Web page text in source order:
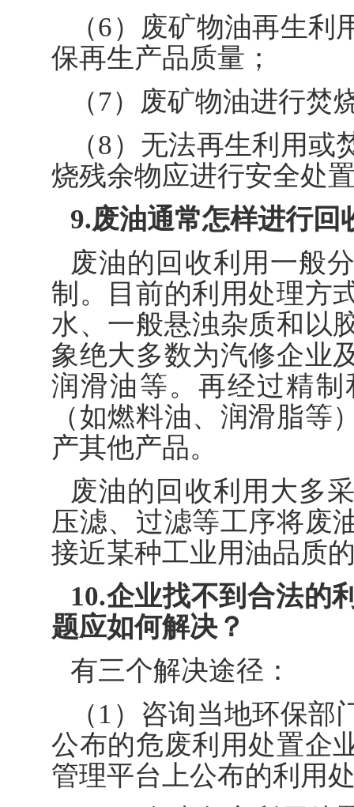
（6）废矿物油再生
保再生产品质量；
（7）废矿物油进行
（8）无法再生利用
烧残余物应进行安全处
9.废油通常怎样进行回
废油的回收利用一般
制。目前的利用处理方
水、一般悬浊杂质和以
象绝大多数为汽修企业
润滑油等。再经过精
（如燃料油、润滑脂
产其他产品。
废油的回收利用大多
压滤、过滤等工序将废
接近某种工业用油品质
10.企业找不到合法的
题应如何解决？
有三个解决途径：
（1）咨询当地环保
公布的危废利用处置企
管理平台上公布的利用